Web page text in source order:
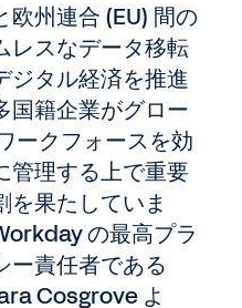
欧州連合 (EU) 間の
レスなデータ移転
ジタル経済を推進
国籍企業がグロー
ークフォースを効
管理する上で重要
を果たしていま
の最高プラ
ー責任者である
Cosgrove よ